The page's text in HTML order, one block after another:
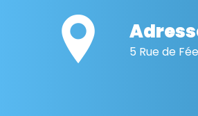
5 Rue de